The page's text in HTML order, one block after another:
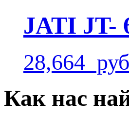
JATI JT-
28,664
Как нас